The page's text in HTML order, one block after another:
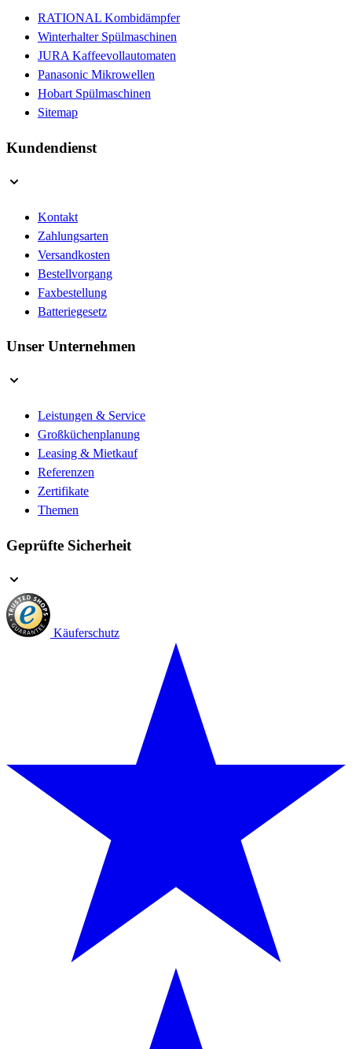
RATIONAL Kombidämpfer
Winterhalter Spülmaschinen
JURA Kaffeevollautomaten
Panasonic Mikrowellen
Hobart Spülmaschinen
Sitemap
Kundendienst
Kontakt
Zahlungsarten
Versandkosten
Bestellvorgang
Faxbestellung
Batteriegesetz
Unser Unternehmen
Leistungen & Service
Großküchenplanung
Leasing & Mietkauf
Referenzen
Zertifikate
Themen
Geprüfte Sicherheit
Käuferschutz